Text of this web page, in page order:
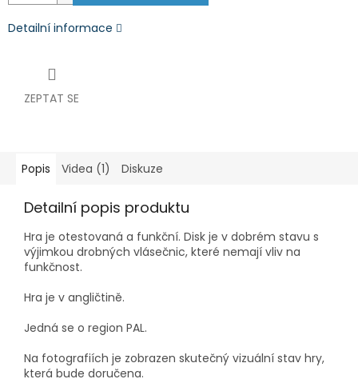
Detailní informace
ZEPTAT SE
Popis Videa (1) Diskuze
Detailní popis produktu
Hra je otestovaná a funkční. Disk je v dobrém stavu s
výjimkou drobných vlásečnic, které nemají vliv na
funkčnost.
Hra je v angličtině.
Jedná se o region PAL.
Na fotografiích je zobrazen skutečný vizuální stav hry,
která bude doručena.